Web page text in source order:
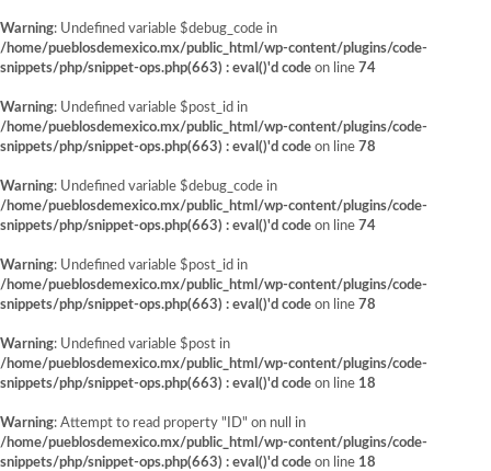
Warning: Undefined variable $debug_code in
/home/pueblosdemexico.mx/public_html/wp-content/plugins/code-
snippets/php/snippet-ops.php(663) : eval()'d code on line 74
Warning: Undefined variable $post_id in
/home/pueblosdemexico.mx/public_html/wp-content/plugins/code-
snippets/php/snippet-ops.php(663) : eval()'d code on line 78
Warning: Undefined variable $debug_code in
/home/pueblosdemexico.mx/public_html/wp-content/plugins/code-
snippets/php/snippet-ops.php(663) : eval()'d code on line 74
Warning: Undefined variable $post_id in
/home/pueblosdemexico.mx/public_html/wp-content/plugins/code-
snippets/php/snippet-ops.php(663) : eval()'d code on line 78
Warning: Undefined variable $post in
/home/pueblosdemexico.mx/public_html/wp-content/plugins/code-
snippets/php/snippet-ops.php(663) : eval()'d code on line 18
Warning: Attempt to read property "ID" on null in
/home/pueblosdemexico.mx/public_html/wp-content/plugins/code-
snippets/php/snippet-ops.php(663) : eval()'d code on line 18